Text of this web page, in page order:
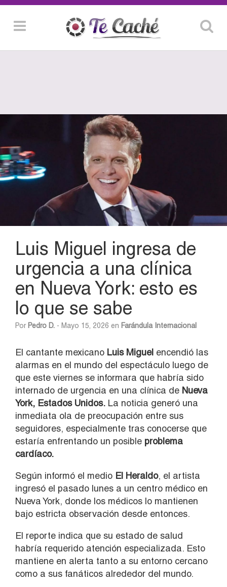
Luis Miguel ingresa de
urgencia a una clínica
en Nueva York: esto es
lo que se sabe
Por Pedro D. - Mayo 15, 2026 en Farándula Internacional
El cantante mexicano Luis Miguel encendió las
alarmas en el mundo del espectáculo luego de
que este viernes se informara que habría sido
internado de urgencia en una clínica de Nueva
York, Estados Unidos. La noticia generó una
inmediata ola de preocupación entre sus
seguidores, especialmente tras conocerse que
estaría enfrentando un posible problema
cardíaco.
Según informó el medio El Heraldo, el artista
ingresó el pasado lunes a un centro médico en
Nueva York, donde los médicos lo mantienen
bajo estricta observación desde entonces.
El reporte indica que su estado de salud
habría requerido atención especializada. Esto
mantiene en alerta tanto a su entorno cercano
como a sus fanáticos alrededor del mundo.